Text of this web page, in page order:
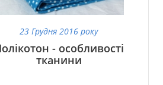
23 Грудня 2016 року
- особливості
тканини